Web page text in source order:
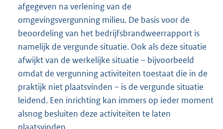
afgegeven na verlening van de
omgevingsvergunning milieu. De basis voor de
beoordeling van het bedrijfsbrandweerrapport is
namelijk de vergunde situatie. Ook als deze situatie
afwijkt van de werkelijke situatie – bijvoorbeeld
omdat de vergunning activiteiten toestaat die in de
praktijk niet plaatsvinden – is de vergunde situatie
leidend. Een inrichting kan immers op ieder moment
alsnog besluiten deze activiteiten te laten
plaatsvinden.